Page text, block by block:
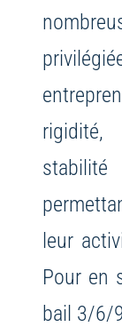
stabilité
leur
Pour en
bail 3/6/